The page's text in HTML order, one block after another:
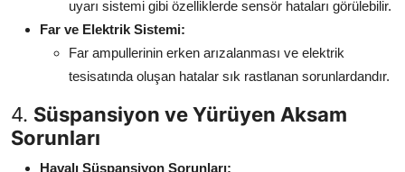
uyarı sistemi gibi özelliklerde sensör hataları görülebilir.
Far ve Elektrik Sistemi:
Far ampullerinin erken arızalanması ve elektrik
tesisatında oluşan hatalar sık rastlanan sorunlardandır.
4. Süspansiyon ve Yürüyen Aksam
Sorunları
Havalı Süspansiyon Sorunları: